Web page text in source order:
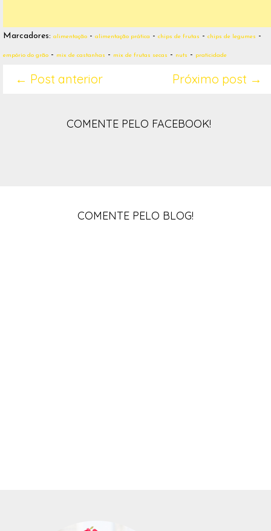
Marcadores: alimentação - alimentação prática - chips de frutas - chips de legumes -
empório do grão - mix de castanhas - mix de frutas secas - nuts - praticidade
Próximo post →
← Post anterior
COMENTE PELO FACEBOOK!
COMENTE PELO BLOG!